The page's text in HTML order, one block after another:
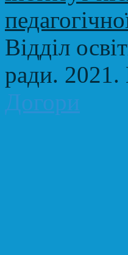
Відділ
ради.
Догори